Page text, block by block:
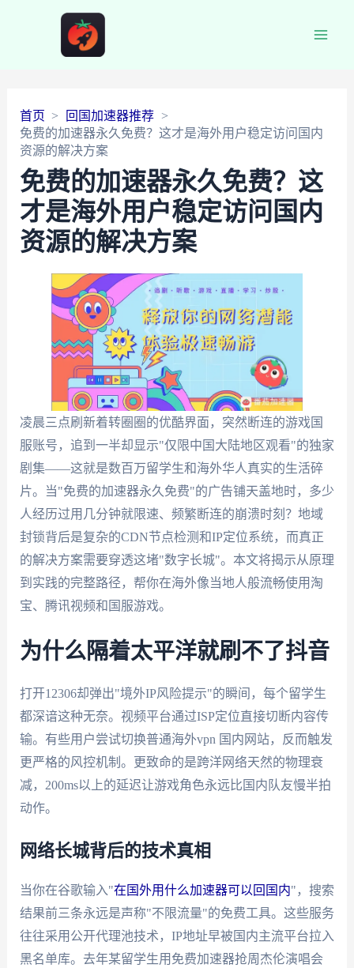
首页
回国加速器推荐
免费的加速器永久免费？这才是海外用户稳定访问国内
资源的解决方案
免费的加速器永久免费？这
才是海外用户稳定访问国内
资源的解决方案
凌晨三点刷新着转圈圈的优酷界面，突然断连的游戏国
服账号，追到一半却显示"仅限中国大陆地区观看"的独家
剧集——这就是数百万留学生和海外华人真实的生活碎
片。当"免费的加速器永久免费"的广告铺天盖地时，多少
人经历过用几分钟就限速、频繁断连的崩溃时刻？地域
封锁背后是复杂的CDN节点检测和IP定位系统，而真正
的解决方案需要穿透这堵"数字长城"。本文将揭示从原理
到实践的完整路径，帮你在海外像当地人般流畅使用淘
宝、腾讯视频和国服游戏。
为什么隔着太平洋就刷不了抖音
打开12306却弹出"境外IP风险提示"的瞬间，每个留学生
都深谙这种无奈。视频平台通过ISP定位直接切断内容传
输。有些用户尝试切换普通海外vpn 国内网站，反而触发
更严格的风控机制。更致命的是跨洋网络天然的物理衰
减，200ms以上的延迟让游戏角色永远比国内队友慢半拍
动作。
网络长城背后的技术真相
当你在谷歌输入"在国外用什么加速器可以回国内"，搜索
结果前三条永远是声称"不限流量"的免费工具。这些服务
往往采用公开代理池技术，IP地址早被国内主流平台拉入
黑名单库。去年某留学生用免费加速器抢周杰伦演唱会